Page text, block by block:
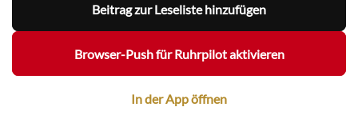
Beitrag zur Leseliste hinzufügen
Browser-Push für Ruhrpilot aktivieren
In der App öffnen